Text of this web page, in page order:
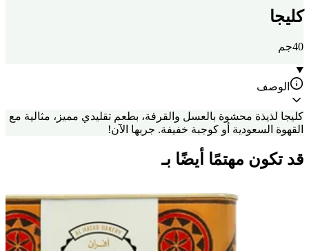
كليجا
40جم
الوصف
كليجا لذيذة محشوة بالعسل والقرفة، بطعم تقليدي مميز، مثالية مع
القهوة السعودية أو كوجبة خفيفة. جربها الآن!
قد تكون مهتمًا أيضًا بـ